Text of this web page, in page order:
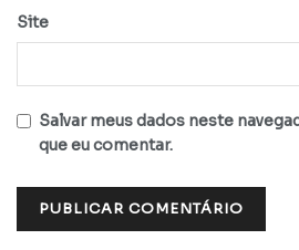
Site
Salvar meus dados neste
que eu comentar.